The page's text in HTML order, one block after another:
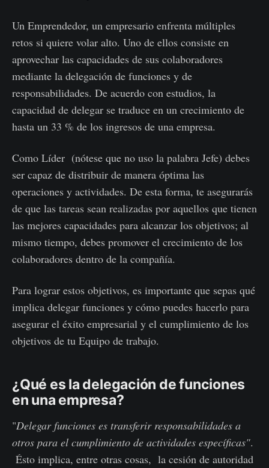
Un Emprendedor, un empresario enfrenta múltiples
retos si quiere volar alto. Uno de ellos consiste en
aprovechar las capacidades de sus colaboradores
mediante la delegación de funciones y de
responsabilidades. De acuerdo con estudios, la
capacidad de delegar se traduce en un crecimiento de
hasta un 33 % de los ingresos de una empresa.
Como Líder (nótese que no uso la palabra Jefe) debes
ser capaz de distribuir de manera óptima las
operaciones y actividades. De esta forma, te asegurarás
de que las tareas sean realizadas por aquellos que tienen
las mejores capacidades para alcanzar los objetivos; al
mismo tiempo, debes promover el crecimiento de los
colaboradores dentro de la compañía.
Para lograr estos objetivos, es importante que sepas qué
implica delegar funciones y cómo puedes hacerlo para
asegurar el éxito empresarial y el cumplimiento de los
objetivos de tu Equipo de trabajo.
¿Qué es la delegación de funciones
en una empresa?
"Delegar funciones es transferir responsabilidades a
otros para el cumplimiento de actividades específicas".
Ésto implica, entre otras cosas, la cesión de autoridad